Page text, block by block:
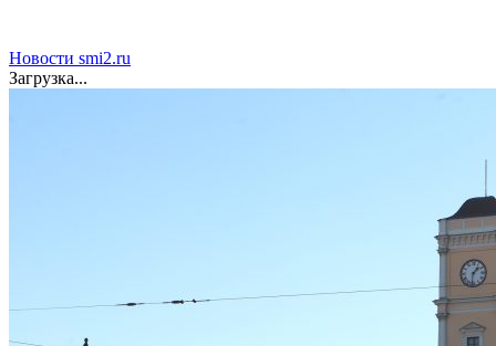
Новости smi2.ru
Загрузка...